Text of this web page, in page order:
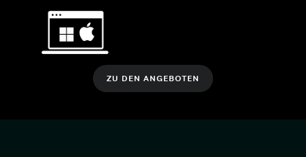
ZU DEN ANGEBOTEN